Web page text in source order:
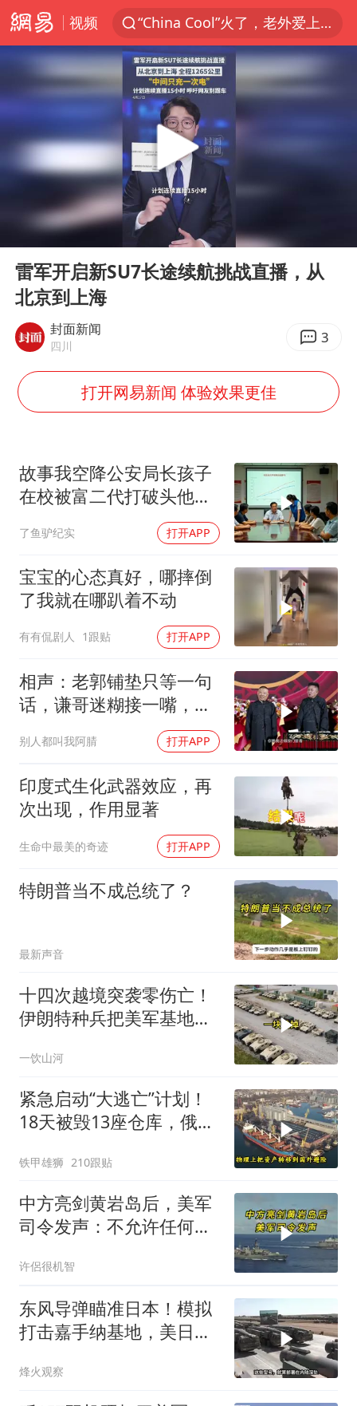
视频
“China Cool”火了，老外爱上中国避暑游
香港宏福苑火灾或由烟头引起
浙江台州《告全体市民书》
四川宜宾3.4级地震
多所高校取消艺考
22岁女生独闯南太行失联12天
薛之谦杭州站演唱会取消
今年第二强台风将带来多大影响
“准2万亿”之城点名支持三所大学
习近平心系体育强国建设
Play
00:00
雷军开启新SU7长途续航挑战直播，从
北京到上海
封面新闻
四川 3
打开网易新闻 体验效果更佳
故事我空降公安局长孩子
在校被富二代打破头他爹
了鱼驴纪实 打开APP
宝宝的心态真好，哪摔倒
了我就在哪趴着不动
有有侃剧人 1跟贴 打开APP
相声：老郭铺垫只等一句
话，谦哥迷糊接一嘴，包
别人都叫我阿腈 打开APP
印度式生化武器效应，再
次出现，作用显著
生命中最美的奇迹 打开APP
特朗普当不成总统了？
最新声音
十四次越境突袭零伤亡！
伊朗特种兵把美军基地当
眼瞎
一饮山河
紧急启动“大逃亡”计划！
18天被毁13座仓库，俄电
策
铁甲雄狮 210跟贴
中方亮剑黄岩岛后，美军
司令发声：不允许任何国
许侶很机智
东风导弹瞄准日本！模拟
打击嘉手纳基地，美日敢
烽火观察